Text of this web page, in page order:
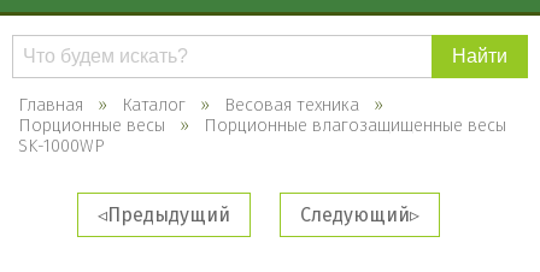
Поиск
каталогу
Главная Каталог
Весовая техника
Порционные весы
Порционные влагозащищенные весы
SK-1000WP
Предыдущий Следующий